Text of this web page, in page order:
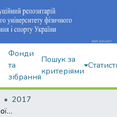
Фонди
та
зібрання
Пошук за
критеріями
2017
Удосконалення фізичної підготовки футболістів 16-17 років на основі оцінки їх функціональних можливостей